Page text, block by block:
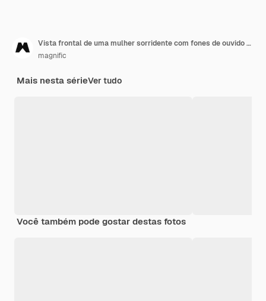
Vista frontal de uma mulher sorridente com fones de ouvido dançando
magnific
Mais nesta sérieVer tudo
Você também pode gostar destas fotos